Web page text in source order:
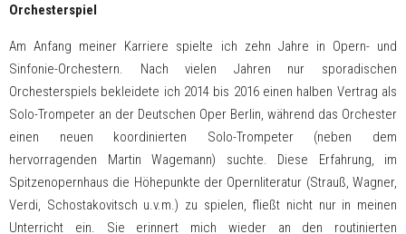
Orchesterspiel
Am Anfang meiner Karriere spielte ich zehn Jahre in Opern- und
Sinfonie-Orchestern. Nach vielen Jahren nur sporadischen
Orchesterspiels bekleidete ich 2014 bis 2016 einen halben Vertrag als
Solo-Trompeter an der Deutschen Oper Berlin, während das Orchester
einen neuen koordinierten Solo-Trompeter (neben dem
hervorragenden Martin Wagemann) suchte. Diese Erfahrung, im
Spitzenopernhaus die Höhepunkte der Opernliteratur (Strauß, Wagner,
Verdi, Schostakovitsch u.v.m.) zu spielen, fließt nicht nur in meinen
Unterricht ein. Sie erinnert mich wieder an den routinierten